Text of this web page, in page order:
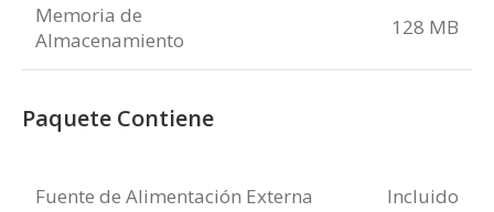
Memoria de
Almacenamiento
128 MB
Paquete Contiene
Fuente de Alimentación Externa Incluido